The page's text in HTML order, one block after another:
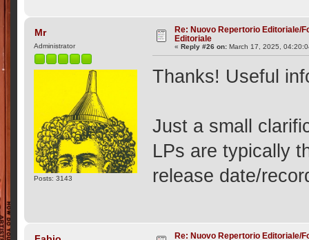
Mr
Administrator
Posts: 3143
Re: Nuovo Repertorio Editoriale/
Editoriale
«Reply #26 on: March 17, 2025,
Thanks! Useful
Just a small
LPs are typically
release date/
Re: Nuovo Repertorio Editoriale/